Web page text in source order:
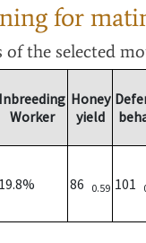
for
of the selected
Inbreeding
Worker
Honey
yield
19.8% 86 0.59 101